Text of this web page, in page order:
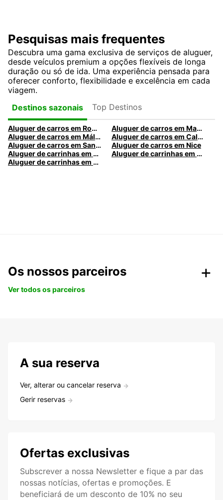
Pesquisas mais frequentes
Descubra uma gama exclusiva de serviços de aluguer,
desde veículos premium a opções flexíveis de longa
duração ou só de ida. Uma experiência pensada para
oferecer conforto, flexibilidade e excelência em cada
viagem.
Destinos sazonais
Top Destinos
Aluguer de carros em Roma
Aluguer de carros em Madrid
Aluguer de carros em Málaga
Aluguer de carros em Caldas da Rainha
Aluguer de carros em Santa Maria da Feira
Aluguer de carros em Nice
Aluguer de carrinhas em Nice
Aluguer de carrinhas em Santa Maria da Feira
Aluguer de carrinhas em Caldas da Rainha
Os nossos parceiros
Ver todos os parceiros
A sua reserva
Ver, alterar ou cancelar reserva
Gerir reservas
Ofertas exclusivas
Subscrever a nossa Newsletter e fique a par das
nossas notícias, ofertas e promoções. E
beneficiará de um desconto de 10% no seu